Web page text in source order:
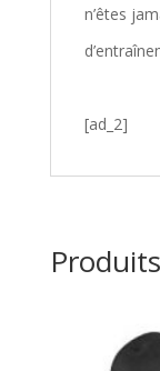
n’êtes
[ad_2]